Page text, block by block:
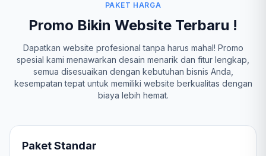
PAKET HARGA
Promo Bikin Website Terbaru !
Dapatkan website profesional tanpa harus mahal! Promo
spesial kami menawarkan desain menarik dan fitur lengkap,
semua disesuaikan dengan kebutuhan bisnis Anda,
kesempatan tepat untuk memiliki website berkualitas dengan
biaya lebih hemat.
Paket Standar